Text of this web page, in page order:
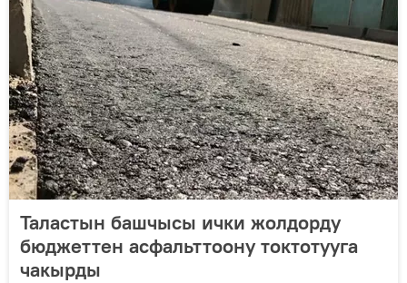
Таластын башчысы ички жолдорду
бюджеттен асфальттоону токтотууга
чакырды